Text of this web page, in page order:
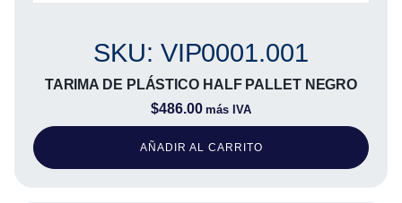
SKU: VIP0001.001
TARIMA DE PLÁSTICO HALF PALLET NEGRO
$486.00 más IVA
AÑADIR AL CARRITO